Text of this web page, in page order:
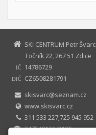
SKI CENTRUM Petr Švarc
Točník 22, 267 51 Zdice
IČ 14786729
DIČ
CZ6508281791
skisvarc@seznam.cz
www.skisvarc.cz
311 533 227;725 945 952
247548131/0100